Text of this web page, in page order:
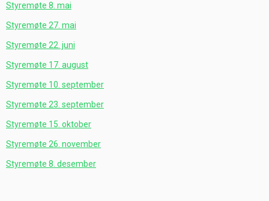
Styremøte 8. mai
Styremøte 27. mai
Styremøte 22. juni
Styremøte 17. august
Styremøte 10. september
Styremøte 23. september
Styremøte 15. oktober
Styremøte 26. november
Styremøte 8. desember